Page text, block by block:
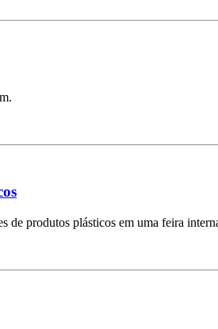
de produtos plásticos em uma feira